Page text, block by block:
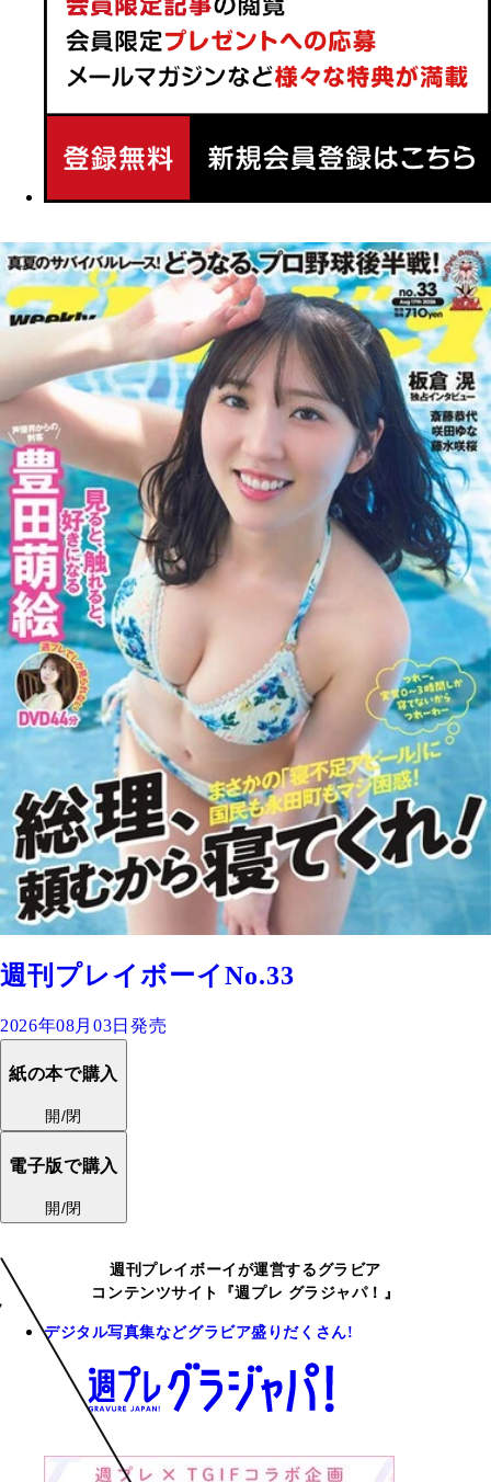
週刊プレイボーイNo.33
2026年08月03日発売
紙の本で購入
開/閉
電子版で購入
開/閉
週刊プレイボーイが運営するグラビア
コンテンツサイト『週プレ グラジャパ！』
デジタル写真集などグラビア盛りだくさん!